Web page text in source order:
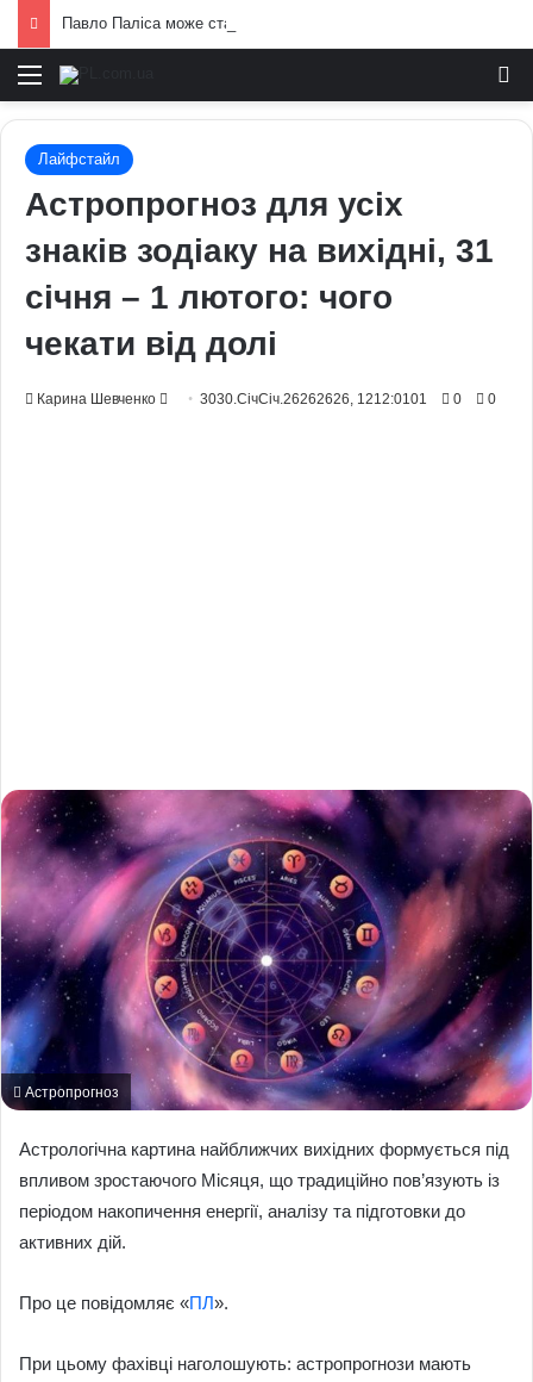
Меню
Лайфстайл
Астропрогноз для усіх
знаків зодіаку на вихідні, 31
січня – 1 лютого: чого
чекати від долі
Карина Шевченко
Send3030.СічСіч.26262626, 1212:0101 0 0
Астропрогноз
Астрологічна картина найближчих вихідних формується під
впливом зростаючого Місяця, що традиційно пов’язують із
періодом накопичення енергії, аналізу та підготовки до
активних дій.
Про це повідомляє «ПЛ».
При цьому фахівці наголошують: астропрогнози мають